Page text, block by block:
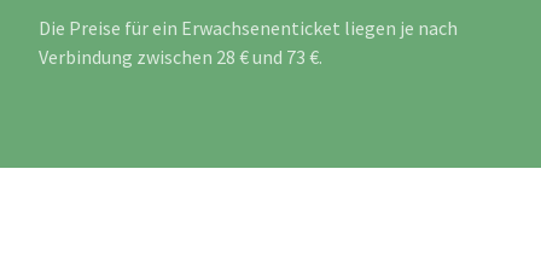
Die Preise für ein Erwachsenenticket liegen je nach
Verbindung zwischen 28 € und 73 €.